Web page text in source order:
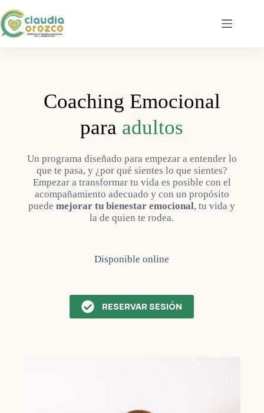
al
contenido
Coaching Emocional
para adultos
Un programa diseñado para empezar a entender lo
que te pasa, y ¿por qué sientes lo que sientes?
Empezar a transformar tu vida es posible con el
acompañamiento adecuado y con un propósito
puedemejorar tu bienestar emocional, tu vida y
la de quien te rodea.
Disponible online
RESERVAR SESIÓN